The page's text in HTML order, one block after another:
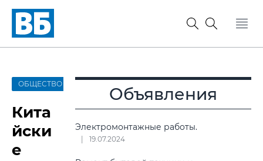
ОБЩЕСТВО
Кита
йски
е
Объявления
Электромонтажные работы.
19.07.2024